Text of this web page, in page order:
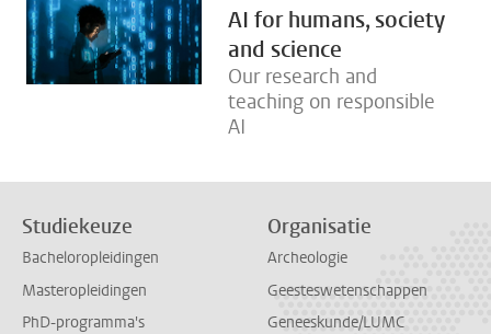
AI for humans, society
and science
Our research and
teaching on responsible
AI
Studiekeuze
Bacheloropleidingen
Masteropleidingen
PhD-programma's
Organisatie
Archeologie
Geesteswetenschappen
Geneeskunde/LUMC